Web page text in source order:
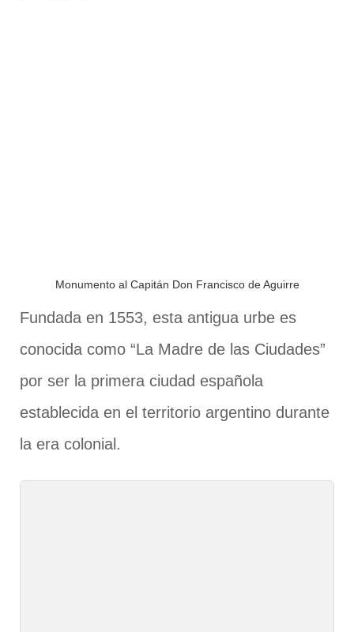
Monumento al Capitán Don Francisco de Aguirre
Fundada en 1553, esta antigua urbe es
conocida como “La Madre de las Ciudades”
por ser la primera ciudad española
establecida en el territorio argentino durante
la era colonial.